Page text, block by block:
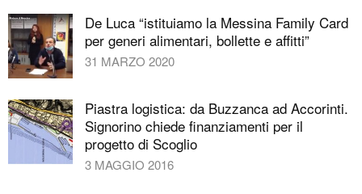
De Luca “istituiamo la Messina Family Card
per generi alimentari, bollette e affitti”
31 MARZO 2020
Piastra logistica: da Buzzanca ad Accorinti.
Signorino chiede finanziamenti per il
progetto di Scoglio
3 MAGGIO 2016